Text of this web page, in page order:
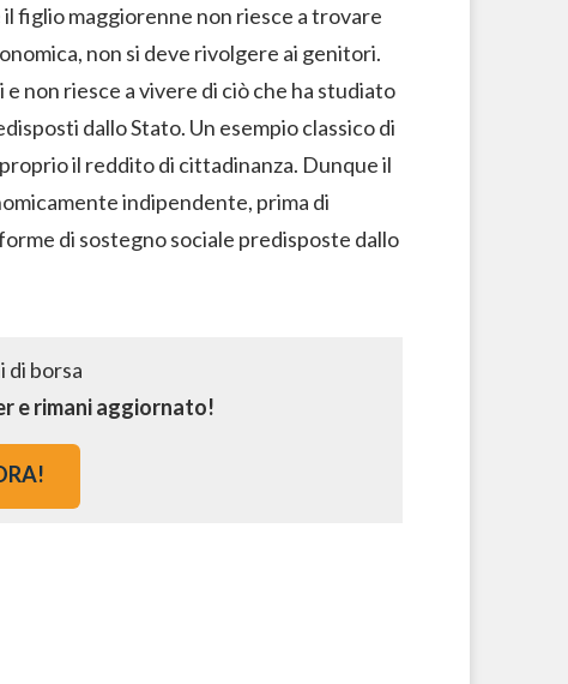
figlio maggiorenne non riesce a trovare
non si deve rivolgere ai genitori.
non riesce a vivere di ciò che ha studiato
dallo Stato. Un esempio classico di
il reddito di cittadinanza. Dunque il
indipendente, prima di
di sostegno sociale predisposte dallo
e rimani aggiornato!